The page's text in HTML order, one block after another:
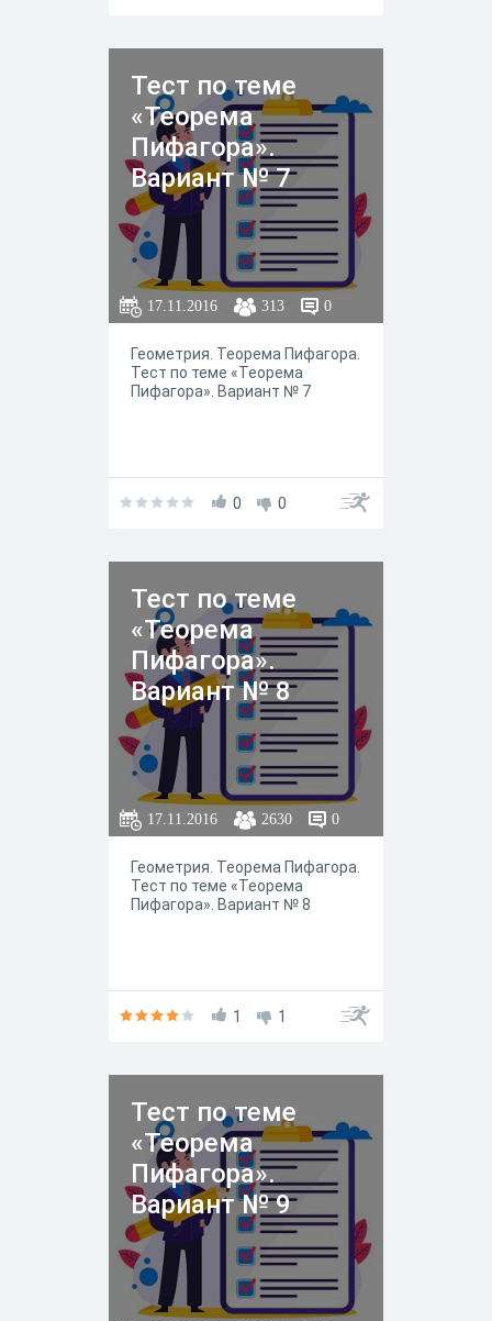
Тест по теме
«Теорема
Пифагора».
Вариант № 7
17.11.2016 313 0
Геометрия. Теорема Пифагора.
Тест по теме «Теорема
Пифагора». Вариант № 7
0 0
Тест по теме
«Теорема
Пифагора».
Вариант № 8
17.11.2016 2630 0
Геометрия. Теорема Пифагора.
Тест по теме «Теорема
Пифагора». Вариант № 8
1 1
Тест по теме
«Теорема
Пифагора».
Вариант № 9